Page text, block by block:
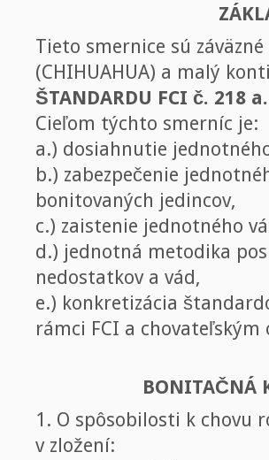
Tieto smernice sú
(CHIHUAHUA) a malý
ŠTANDARDU FCI č. 218
Cieľom týchto smerníc je:
a.) dosiahnutie
b.) zabezpečenie
bonitovaných jedincov,
c.) zaistenie jednotného
d.) jednotná metodika
nedostatkov a vád,
e.) konkretizácia
rámci FCI a
BONITAČNÁ
1. O spôsobilosti k chovu
v zložení: